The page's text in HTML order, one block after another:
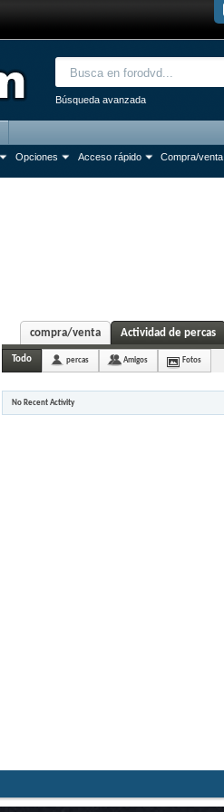
Búsqueda avanzada
Opciones Acceso rápido Compra/venta
compra/venta Actividad de percas
Todo percas Amigos Fotos
No Recent Activity